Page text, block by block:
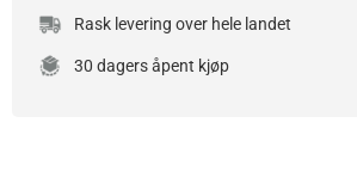
Rask levering over hele landet
30 dagers åpent kjøp